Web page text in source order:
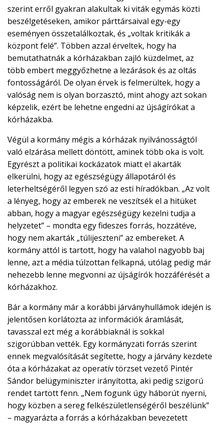
szerint erről gyakran alakultak ki viták egymás közti
beszélgetéseken, amikor párttársaival egy-egy
eseményen összetalálkoztak, és „voltak kritikák a
központ felé”. Többen azzal érveltek, hogy ha
bemutathatnák a kórházakban zajló küzdelmet, az
több embert meggyőzhetne a lezárások és az oltás
fontosságáról. De olyan érvek is felmerültek, hogy a
valóság nem is olyan borzasztó, mint ahogy azt sokan
képzelik, ezért be lehetne engedni az újságírókat a
kórházakba.
Végül a kormány mégis a kórházak nyilvánosságtól
való elzárása mellett döntött, aminek több oka is volt.
Egyrészt a politikai kockázatok miatt el akarták
elkerülni, hogy az egészségügy állapotáról és
leterheltségéről legyen szó az esti híradókban. „Az volt
a lényeg, hogy az emberek ne veszítsék el a hitüket
abban, hogy a magyar egészségügy kezelni tudja a
helyzetet” – mondta egy fideszes forrás, hozzátéve,
hogy nem akarták „túlijeszteni” az embereket. A
kormány attól is tartott, hogy ha valahol nagyobb baj
lenne, azt a média túlzottan felkapná, utólag pedig már
nehezebb lenne megvonni az újságírók hozzáférését a
kórházakhoz.
Bár a kormány már a korábbi járványhullámok idején is
jelentősen korlátozta az információk áramlását,
tavasszal ezt még a korábbiaknál is sokkal
szigorúbban vették. Egy kormányzati forrás szerint
ennek megvalósítását segítette, hogy a járvány kezdete
óta a kórházakat az operatív törzset vezető Pintér
Sándor belügyminiszter irányította, aki pedig szigorú
rendet tartott fenn. „Nem fogunk úgy háborút nyerni,
hogy közben a sereg felkészületlenségéről beszélünk”
– magyarázta a forrás a kórházakban bevezetett